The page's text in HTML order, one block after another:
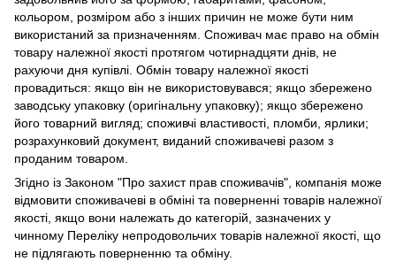
кольором, розміром або з інших причин не може бути ним
використаний за призначенням. Споживач має право на обмін
товару належної якості протягом чотирнадцяти днів, не
рахуючи дня купівлі. Обмін товару належної якості
провадиться: якщо він не використовувався; якщо збережено
заводську упаковку (оригінальну упаковку); якщо збережено
його товарний вигляд; споживчі властивості, пломби, ярлики;
розрахунковий документ, виданий споживачеві разом з
проданим товаром.
Згідно із Законом "Про захист прав споживачів", компанія може
відмовити споживачеві в обміні та поверненні товарів належної
якості, якщо вони належать до категорій, зазначених у
чинному Переліку непродовольчих товарів належної якості, що
не підлягають поверненню та обміну.